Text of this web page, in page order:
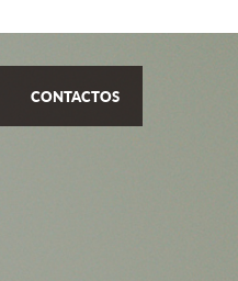
CONTACTOS